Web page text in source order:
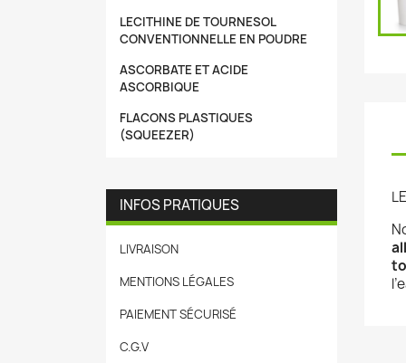
LECITHINE DE TOURNESOL
CONVENTIONNELLE EN POUDRE
ASCORBATE ET ACIDE
ASCORBIQUE
FLACONS PLASTIQUES
(SQUEEZER)
INFOS PRATIQUES
LIVRAISON
MENTIONS LÉGALES
PAIEMENT SÉCURISÉ
C.G.V